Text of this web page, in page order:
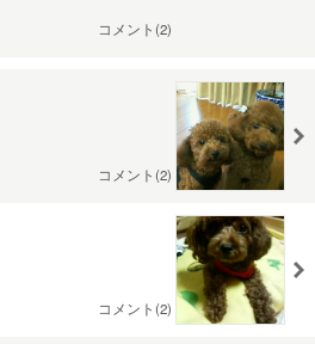
コメント(2)
コメント(2)
コメント(2)